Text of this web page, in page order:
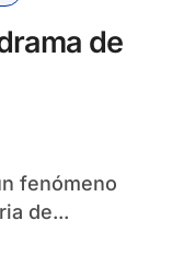
de
de...